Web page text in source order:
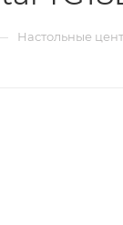
Настольные